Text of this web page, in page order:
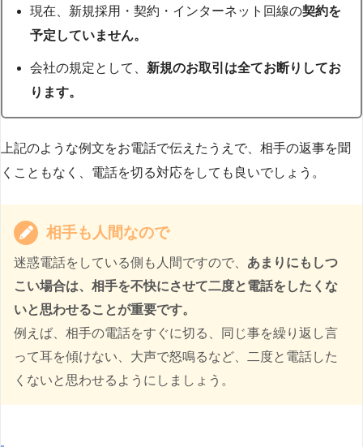
現在、新規採用・契約・インターネット回線の契約を
予定していません。
会社の規定として、 新規のお取引は全てお断りしてお
ります。
上記のような例文をお電話で伝えたうえで、相手の返事を聞
くこともなく、電話を切る対応をしても良いでしょう。
相手も人間なので
迷惑電話をしている側も人間ですので、 あまりにもしつ
こい場合は、相手を不快にさせて二度と電話をしたくな
いと思わせることが重要です。
例えば、相手の電話をすぐに切る、同じ事を繰り返し言
って耳を傾けない、大声で怒鳴るなど、二度と電話した
くないと思わせるようにしましょう。